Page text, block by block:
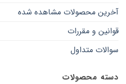
آخرین محصولات مشاهده شده
قوانین و مقررات
سوالات متداول
دسته محصولات